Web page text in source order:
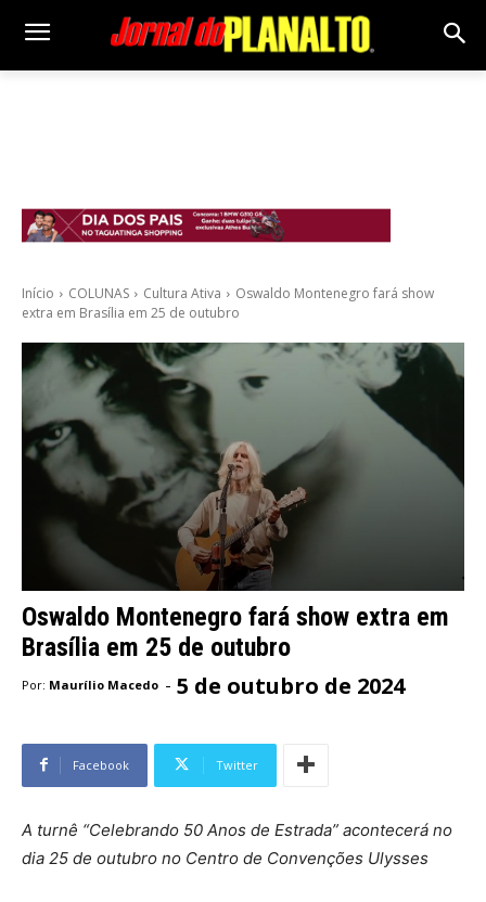
Início COLUNAS Cultura Ativa
Oswaldo Montenegro fará show
extra em Brasília em 25 de outubro
Oswaldo Montenegro fará show extra em
Brasília em 25 de outubro
Por: Maurílio Macedo - 5 de outubro de 2024
Facebook Twitter
A turnê “Celebrando 50 Anos de Estrada” acontecerá no
dia 25 de outubro no Centro de Convenções Ulysses